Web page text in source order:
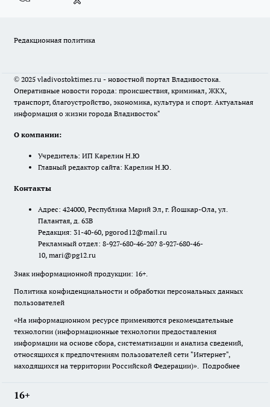
Редакционная политика
© 2025 vladivostoktimes.ru - новостной портал Владивостока.
Оперативные новости города: происшествия, криминал, ЖКХ,
транспорт, благоустройство, экономика, культура и спорт. Актуальная
информация о жизни города Владивосток"
О компании:
Учредитель: ИП Карелин Н.Ю
Главный редактор сайта: Карелин Н.Ю.
Контакты
Адрес: 424000, Республика Марий Эл, г. Йошкар-Ола, ул.
Палантая, д. 63В
Редакция: 31-40-60, pgorod12@mail.ru
Рекламный отдел: 8-927-680-46-20? 8-927-680-46-
10, mari@pg12.ru
Знак информационной продукции: 16+.
Политика конфиденциальности и обработки персональных данных
пользователей
«На информационном ресурсе применяются рекомендательные
технологии (информационные технологии предоставления
информации на основе сбора, систематизации и анализа сведений,
относящихся к предпочтениям пользователей сети "Интернет",
находящихся на территории Российской Федерации)». Подробнее
16+